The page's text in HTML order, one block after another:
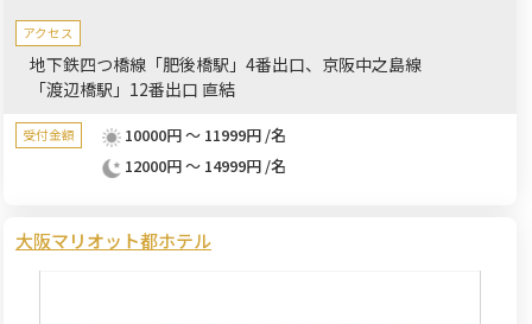
アクセス
地下鉄四つ橋線「肥後橋駅」4番出口、京阪中之島線
「渡辺橋駅」12番出口 直結
受付金額
10000円 ～ 11999円 /名
12000円 ～ 14999円 /名
大阪マリオット都ホテル